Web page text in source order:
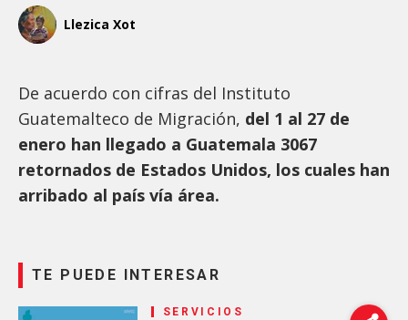
Llezica Xot
De acuerdo con cifras del Instituto
Guatemalteco de Migración, del 1 al 27 de
enero han llegado a Guatemala 3067
retornados de Estados Unidos, los cuales han
arribado al país vía área.
TE PUEDE INTERESAR
SERVICIOS